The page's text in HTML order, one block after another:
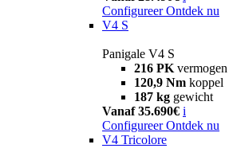
Configureer Ontdek nu
V4 S
Panigale V4 S
216 PK vermogen
120,9 Nm koppel
187 kg gewicht
Vanaf 35.690€ i
Configureer Ontdek nu
V4 Tricolore